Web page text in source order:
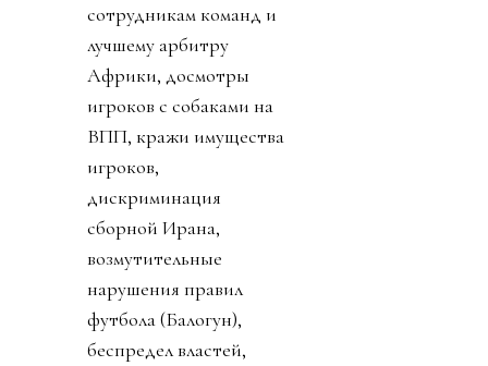
сотрудникам команд и
лучшему арбитру
Африки, досмотры
игроков с собаками на
ВПП, кражи имущества
игроков,
дискриминация
сборной Ирана,
возмутительные
нарушения правил
футбола (Балогун),
беспредел властей,